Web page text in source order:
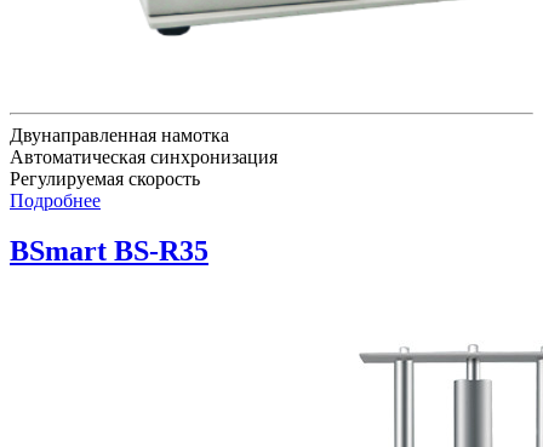
Двунаправленная намотка
Автоматическая синхронизация
Регулируемая скорость
Подробнее
BSmart BS-R35